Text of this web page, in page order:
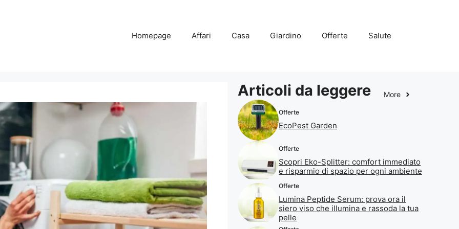
Homepage Affari Casa Giardino Offerte Salute
Articoli da leggere More
Offerte
EcoPest Garden
Offerte
Scopri Eko-Splitter: comfort immediato
e risparmio di spazio per ogni ambiente
Offerte
Lumina Peptide Serum: prova ora il
siero viso che illumina e rassoda la tua
pelle